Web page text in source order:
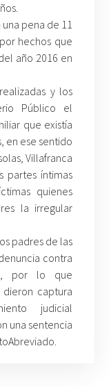
pena de 11
hechos que
año 2016 en
y los
Público el
que existía
en ese sentido
Villafranca
partes íntimas
quienes
la irregular
padres de las
contra
por lo que
captura
judicial
una sentencia
Abreviado.